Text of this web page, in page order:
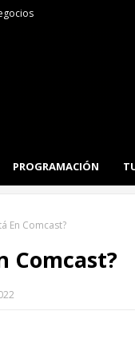
PROGRAMACIÓN
En Comcast?
Comcast?